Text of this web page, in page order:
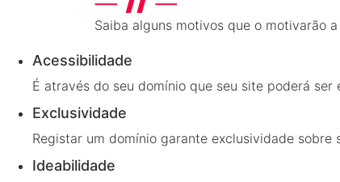
Saiba alguns motivos que o motivarão
Acessibilidade
É através do seu domínio que seu site poderá ser
Exclusividade
Registar um domínio garante exclusividade sobre
Ideabilidade